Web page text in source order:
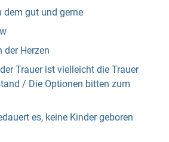
dem gut und gerne
der Herzen
Trauer ist vielleicht die Trauer
/ Die Optionen bitten zum
es, keine Kinder geboren